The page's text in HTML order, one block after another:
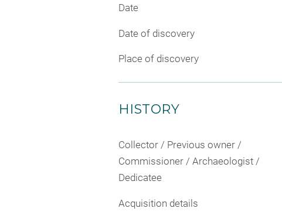
Date
Date of discovery
Place of discovery
HISTORY
Collector / Previous owner /
Commissioner / Archaeologist /
Dedicatee
Acquisition details